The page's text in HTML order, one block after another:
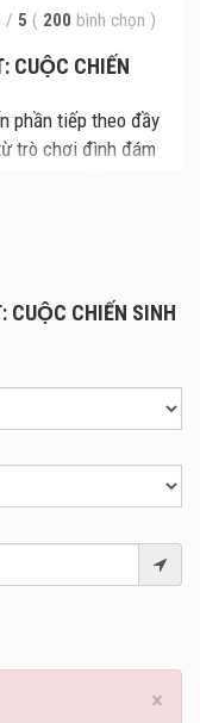
/ 5 ( 200 bình chọn )
CUỘC CHIẾN
phần tiếp theo đầy
trò chơi đình đám
trưng. Lần này,
Johnny Cage,
CUỘC CHIẾN SINH
×